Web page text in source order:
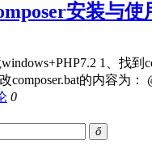
安装与使
1、找到
composer.bat的内容为：
0
ő